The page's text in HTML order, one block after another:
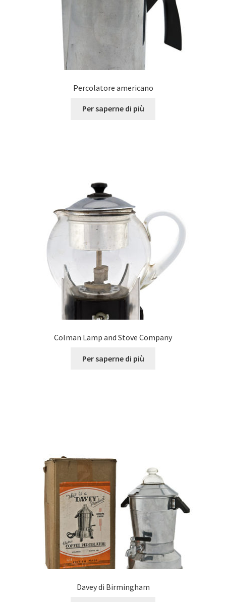
Percolatore americano
Per saperne di più
Colman Lamp and Stove Company
Per saperne di più
Davey di Birmingham